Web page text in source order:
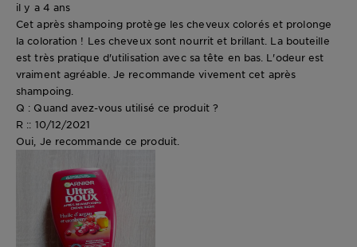
il y a 4 ans
Cet après shampoing protège les cheveux colorés et prolonge
la coloration ! Les cheveux sont nourrit et brillant. La bouteille
est très pratique d'utilisation avec sa tête en bas. L'odeur est
vraiment agréable. Je recommande vivement cet après
shampoing.
Q : Quand avez-vous utilisé ce produit ?
R :: 10/12/2021
Oui, Je recommande ce produit.